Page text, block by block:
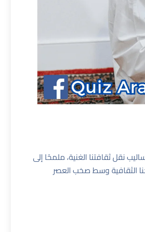
نقل ثقافتنا الغنية، ملمحًا إلى
الثقافية وسط صخب العصر